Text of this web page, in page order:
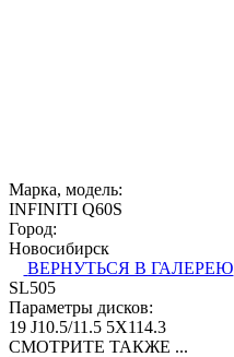
Марка, модель:
INFINITI Q60S
Город:
Новосибирск
ВЕРНУТЬСЯ В ГАЛЕРЕЮ
SL505
Параметры дисков:
19 J10.5/11.5 5X114.3
СМОТРИТЕ ТАКЖЕ ...